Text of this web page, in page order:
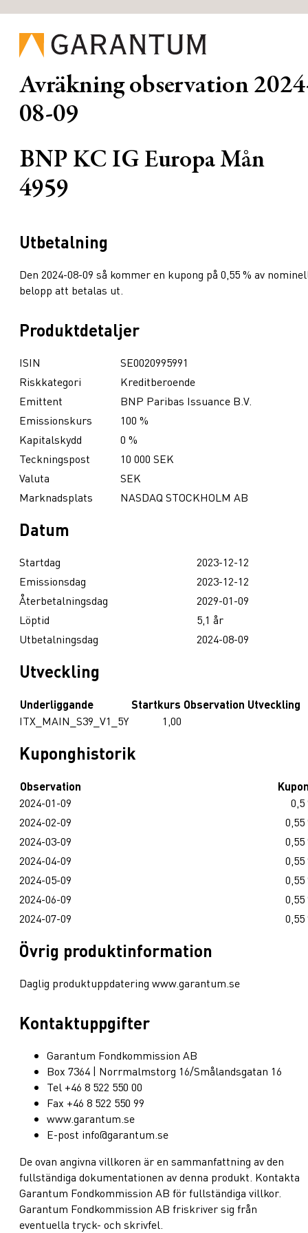
Avräkning observation
08-09
BNP KC IG Europa Mån
4959
Utbetalning
Den 2024-08-09 så kommer en kupong på 0,55 % av
belopp att betalas ut.
Produktdetaljer
ISIN
SE0020995991
Riskkategori
Kreditberoende
Emittent
BNP Paribas Issuance B.V.
Emissionskurs
100 %
Kapitalskydd
0 %
Teckningspost
10 000 SEK
Valuta
SEK
Marknadsplats
NASDAQ STOCKHOLM AB
Datum
Startdag
2023-12-12
Emissionsdag
2023-12-12
Återbetalningsdag
2029-01-09
Löptid
5,1 år
Utbetalningsdag
2024-08-09
Utveckling
Underliggande Startkurs Observation Utveckling
ITX_MAIN_S39_V1_5Y
1,00
Kuponghistorik
Observation
2024-01-09
0,5
2024-02-09
0,55
2024-03-09
0,55
2024-04-09
0,55
2024-05-09
0,55
2024-06-09
0,55
2024-07-09
0,55
Övrig produktinformation
Daglig produktuppdatering www.garantum.se
Kontaktuppgifter
Garantum Fondkommission AB
Box 7364 | Norrmalmstorg 16/Smålandsgatan 16
Tel +46 8 522 550 00
Fax +46 8 522 550 99
www.garantum.se
E-post info@garantum.se
De ovan angivna villkoren är en sammanfattning av den
fullständiga dokumentationen av denna produkt. Kontakta
Garantum Fondkommission AB för fullständiga villkor.
Garantum Fondkommission AB friskriver sig från
eventuella tryck- och skrivfel.